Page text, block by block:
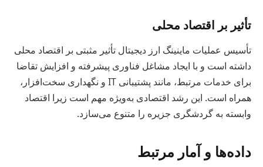
تأثیر بر اقتصاد محلی
تأسیس عملیات ماینینگ ارز دیجیتال تأثیر مثبتی بر اقتصاد محلی
داشته است و با ایجاد مشاغل فناوری پیشرفته و افزایش تقاضا
برای خدمات مرتبط، مانند پشتیبانی IT و نگهداری سخت‌افزار،
همراه است. این رشد اقتصادی به‌ویژه مهم است زیرا اقتصاد
وابسته به گردشگری جزیره را متنوع می‌سازد.
داده‌ها و آمار مرتبط